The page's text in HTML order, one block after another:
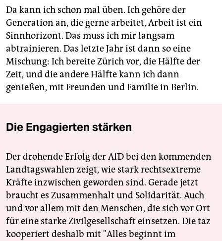
Da kann ich schon mal üben. Ich gehöre der
Generation an, die gerne arbeitet, Arbeit ist ein
Sinnhorizont. Das muss ich mir langsam
abtrainieren. Das letzte Jahr ist dann so eine
Mischung: Ich bereite Zürich vor, die Hälfte der
Zeit, und die andere Hälfte kann ich dann
genießen, mit Freunden und Familie in Berlin.
Die Engagierten stärken
Der drohende Erfolg der AfD bei den kommenden
Landtagswahlen zeigt, wie stark rechtsextreme
Kräfte inzwischen geworden sind. Gerade jetzt
braucht es Zusammenhalt und Solidarität. Auch
und vor allem mit den Menschen, die sich vor Ort
für eine starke Zivilgesellschaft einsetzen. Die taz
kooperiert deshalb mit "Alles beginnt im